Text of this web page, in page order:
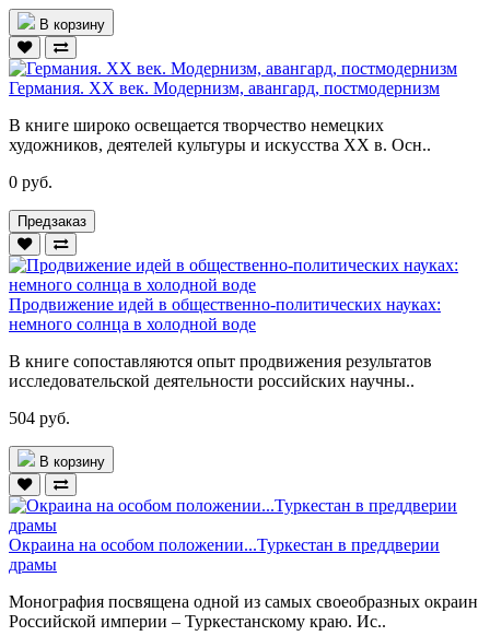
В корзину
Германия. XX век. Модернизм, авангард, постмодернизм
В книге широко освещается творчество немецких
художников, деятелей культуры и искусства XX в. Осн..
0 руб.
Предзаказ
Продвижение идей в общественно-политических науках:
немного солнца в холодной воде
В книге сопоставляются опыт продвижения результатов
исследовательской деятельности российских научны..
504 руб.
В корзину
Окраина на особом положении...Туркестан в преддверии
драмы
Монография посвящена одной из самых своеобразных окраин
Российской империи – Туркестанскому краю. Ис..